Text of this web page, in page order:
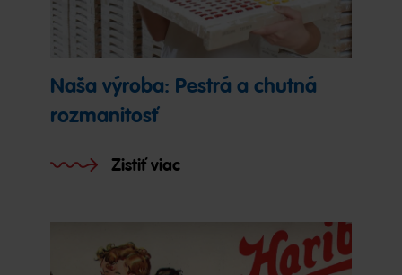
Naša výroba: Pestrá a chutná
rozmanitosť
Zistiť viac